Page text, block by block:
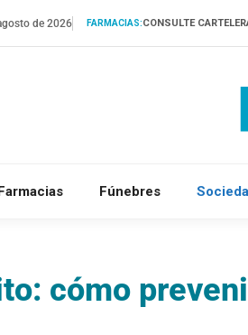
de 2026 FARMACIAS:CONSULTE
Fúnebres
cómo